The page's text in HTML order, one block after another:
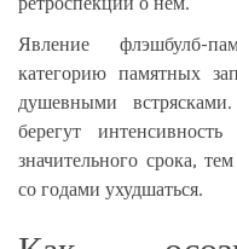
Явление флэшбулб-
категорию памятных
душевными
берегут
значительного срока,
со годами ухудшаться.